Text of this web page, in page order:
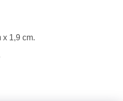
x 1,9 cm.